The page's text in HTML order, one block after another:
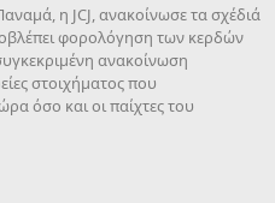
η JCJ, ανακοίνωσε τα σχέδιά
φορολόγηση των κερδών
ανακοίνωση
στοιχήματος που
όσο και οι παίχτες του